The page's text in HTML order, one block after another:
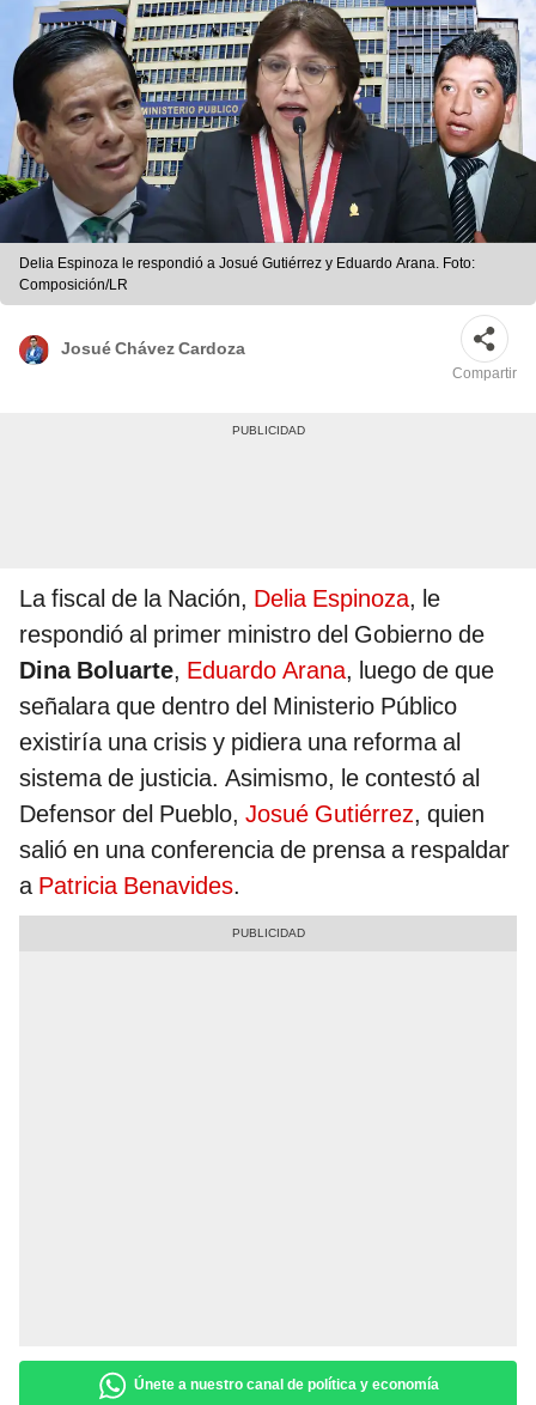
Delia Espinoza le respondió a Josué Gutiérrez y Eduardo Arana. Foto:
Composición/LR
Josué Chávez Cardoza
Compartir
La fiscal de la Nación, Delia Espinoza, le
respondió al primer ministro del Gobierno de
Dina Boluarte, Eduardo Arana, luego de que
señalara que dentro del Ministerio Público
existiría una crisis y pidiera una reforma al
sistema de justicia. Asimismo, le contestó al
Defensor del Pueblo, Josué Gutiérrez, quien
salió en una conferencia de prensa a respaldar
a Patricia Benavides.
Únete a nuestro canal de política y economía